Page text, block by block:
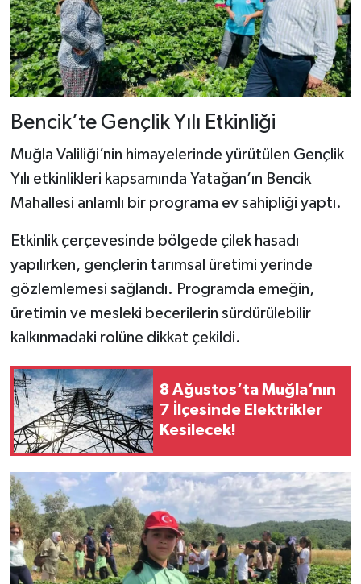
Bencik’te Gençlik Yılı Etkinliği
Muğla Valiliği’nin himayelerinde yürütülen Gençlik
Yılı etkinlikleri kapsamında Yatağan’ın Bencik
Mahallesi anlamlı bir programa ev sahipliği yaptı.
Etkinlik çerçevesinde bölgede çilek hasadı
yapılırken, gençlerin tarımsal üretimi yerinde
gözlemlemesi sağlandı. Programda emeğin,
üretimin ve mesleki becerilerin sürdürülebilir
kalkınmadaki rolüne dikkat çekildi.
8 Ağustos’ta Muğla’nın
7 İlçesinde Elektrikler
Kesilecek!